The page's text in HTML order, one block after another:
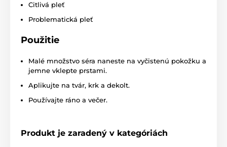
Citlivá pleť
Problematická pleť
Použitie
Malé množstvo séra naneste na vyčistenú pokožku a
jemne vklepte prstami.
Aplikujte na tvár, krk a dekolt.
Používajte ráno a večer.
Produkt je zaradený v kategóriách